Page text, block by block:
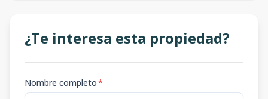
¿Te interesa esta propiedad?
Nombre completo*